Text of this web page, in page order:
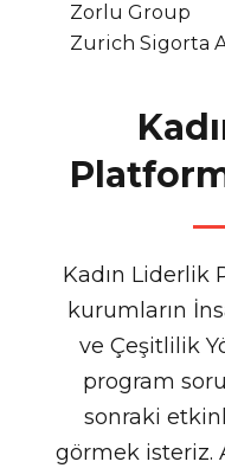
Zorlu Group
Zurich Sigorta
Kadın
kurumların
ve Çeşitlilik
program
sonraki
görmek isteriz.